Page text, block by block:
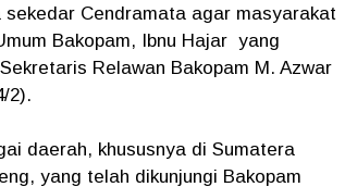
Cendramata agar masyarakat
Bakopam, Ibnu Hajar yang
Relawan Bakopam M. Azwar
2).
daerah, khususnya di Sumatera
yang telah dikunjungi Bakopam